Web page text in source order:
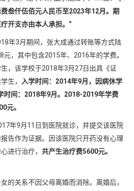
叁仟伍佰元人民币至2023年12月。期
开支亦由本人承担。”
年3月期间，张大成通过转账等方式陆
，其中包含2015年、2016年的学费。
，该学校于2018年3月27日出具《证
生，
入学时间：2014年9月，因病休学
时间：2018年9月。2018-2019年学费
元。
年9月11日到医院就诊，并提交该医院
告作为证据。因该医院只开药没有心理
进行治疗， 共产生治疗费5600元。
的关系不因父母离婚而消除。离婚后，